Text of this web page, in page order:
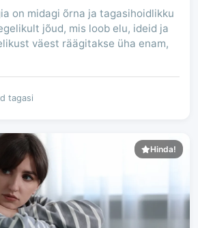
on midagi õrna ja tagasihoidlikku
jõud, mis loob elu, ideid ja
väest räägitakse üha enam,
tagasi
Hinda!